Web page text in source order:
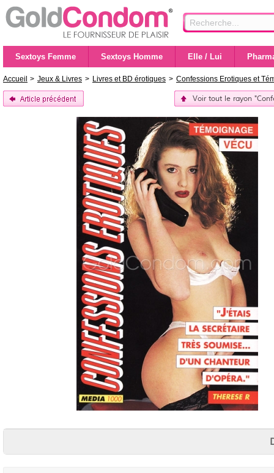
Sextoys Femme Sextoys Homme Elle / Lui
Accueil > Jeux & Livres > Livres et BD érotiques > Confessions Erotiques et
Voir tout le rayon